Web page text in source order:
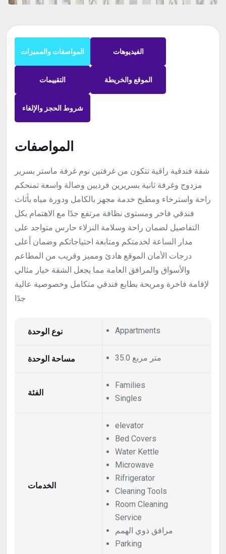
المواصفات والمميزات الفيديوهات
التقييمات الموقع والخريطة
شروط الحجز والإلغاء
المواصفات
شقة فندقية راقية تتكون من غرفتين نوم غرفة ماستر بسرير
مزدوج وغرفة ثانية بسريرين فرديين وصالة واسعة تمنحكم
راحة واسترخاء ومطبخ خدمة مجهز بالكامل ودورة مياه بأثاث
فندقي فاخر ومستوى نظافة مرتفع جدًا مع الاهتمام بكل
التفاصيل لضمان راحة وسلامة النزلاء حارس متواجد على
مدار الساعة لخدمتكم ومتابعة احتياجاتكم وضمان أعلى
درجات الأمان الموقع هادئ ومميز وقريب من المطاعم
والأسواق والمرافق العامة مما يجعل الشقة خيار مثالي
لإقامة فاخرة ومريحة بطابع فندقي متكامل وخصوصية عالية
جدًا
نوع الوحدة Appartments
مساحة الوحدة 35.0 متر مربع
الفئة
Families
Singles
الخدمات
elevator
Bed Covers
Water Kettle
Microwave
Rifrigerator
Cleaning Tools
Room Cleaning
Service
مرافق ذوي الهمم
Parking